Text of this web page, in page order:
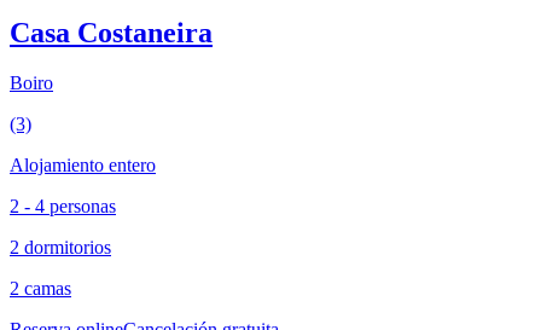
Casa Costaneira
Boiro
(3)
Alojamiento entero
2 - 4 personas
2 dormitorios
2 camas